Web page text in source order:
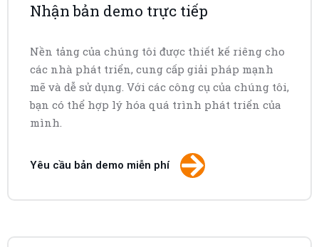
Nhận bản demo trực tiếp
Nền tảng của chúng tôi được thiết kế riêng cho
các nhà phát triển, cung cấp giải pháp mạnh
mẽ và dễ sử dụng. Với các công cụ của chúng tôi,
bạn có thể hợp lý hóa quá trình phát triển của
mình.
Yêu cầu bản demo miễn phí